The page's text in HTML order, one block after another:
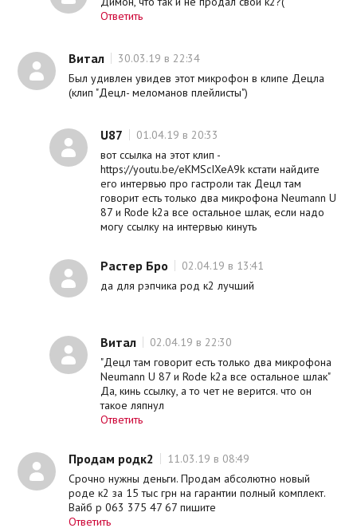
Ответить
Витал
30.03.19 в 22:34
Был удивлен увидев этот микрофон в клипе Децла
(клип "Децл- меломанов плейлисты")
U87
01.04.19 в 20:33
вот ссылка на этот клип -
https://youtu.be/eKMScIXeA9k кстати найдите
его интервью про гастроли так Децл там
говорит есть только два микрофона Neumann U
87 и Rode k2а все остальное шлак, если надо
могу ссылку на интервью кинуть
Растер Бро
02.04.19 в 13:41
да для рэпчика род к2 лучший
Витал
02.04.19 в 22:30
"Децл там говорит есть только два микрофона
Neumann U 87 и Rode k2а все остальное шлак"
Да, кинь ссылку, а то чет не верится. что он
такое ляпнул
Ответить
Продам родк2
11.03.19 в 08:49
Срочно нужны деньги. Продам абсолютно новый
роде к2 за 15 тыс грн на гарантии полный комплект.
Вайб р 063 375 47 67 пишите
Ответить